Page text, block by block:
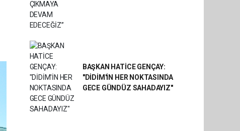
BAŞKAN HATİCE GENÇAY:
"DİDİM'İN HER NOKTASINDA
GECE GÜNDÜZ SAHADAYIZ"